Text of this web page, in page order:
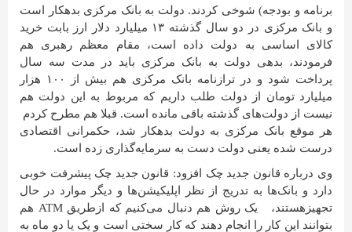
برنامه و بودجه) شوخی کردند. دولت به بانک مرکزی بدهکار است
و بانک مرکزی در دو سال گذشته ۱۳ میلیارد دلار ارز بابت خرید
کالای اساسی به دولت داده است، مقام معظم رهبری هم
فرمودند، بدهی دولت به بانک مرکزی باید در مدت سه سال
پرداخت شود و در ترازنامه بانک مرکزی هم بیش از ۱۰۰ هزار
میلیارد تومان از دولت طلب داریم که مربوط به این دولت هم
نیست از دولت‌های گذشته باقی مانده است. قبلا هم مطرح کردم
هر موقع بانک مرکزی به دولت بدهکار شد، حکمرانی اقتصادی
درست شده یعنی دولت دست به سرمایه‌گذاری زده است.
وی درباره قانون جدید چک افزود: قانون جدید چک پیشرفت خوبی
دارد و بانک‌ها به تدریج از نظر اپلیکیشن‌ها و دیگر موارد در حال
تجهیزهستند، یک روش هم دنبال می‌کنیم که ازطریق ATM هم
بتوانند این کار را انجام دهند که کار سختی است و یک یا دو ماه به